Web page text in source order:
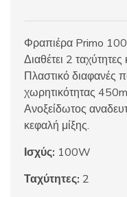
Φραπιέρα Primo
Διαθέτει 2
Πλαστικό διαφανές
χωρητικότητας
Ανοξείδωτος
κεφαλή μίξης.
Ισχύς: 100W
Ταχύτητες: 2